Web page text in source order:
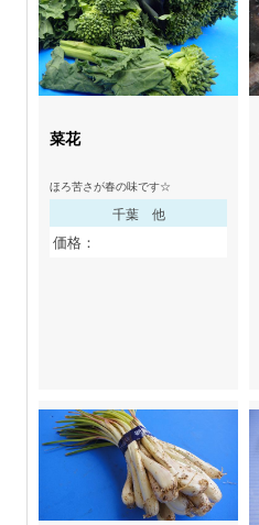
菜花
ほろ苦さが春の味です☆
千葉 他
価格：